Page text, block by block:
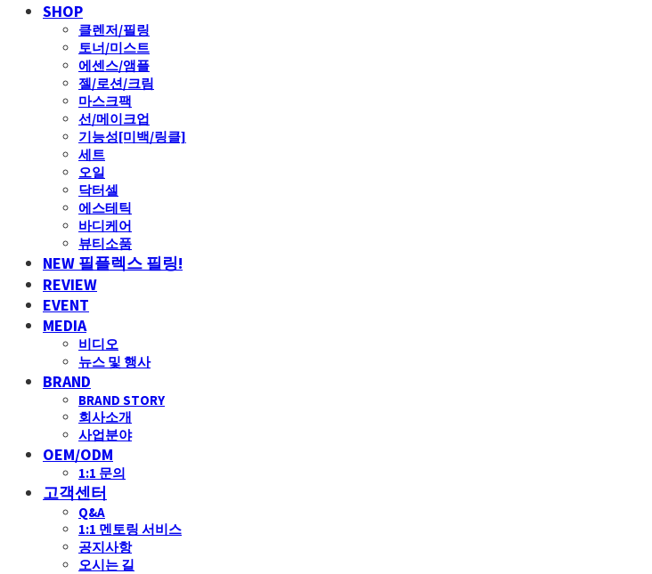
SHOP
클렌저/필링
토너/미스트
에센스/앰플
젤/로션/크림
마스크팩
선/메이크업
기능성[미백/링클]
세트
오일
닥터셀
에스테틱
바디케어
뷰티소품
NEW 필플렉스 필링!
REVIEW
EVENT
MEDIA
비디오
뉴스 및 행사
BRAND
BRAND STORY
회사소개
사업분야
OEM/ODM
1:1 문의
고객센터
Q&A
1:1 멘토링 서비스
공지사항
오시는 길